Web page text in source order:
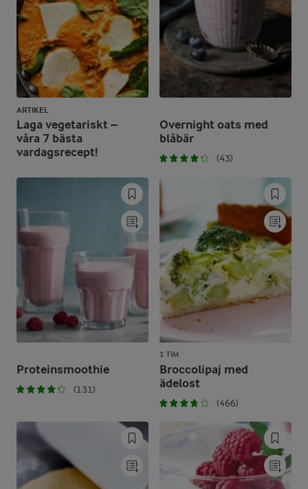
ARTIKEL
Laga vegetariskt –
våra 7 bästa
vardagsrecept!
Overnight oats med
blåbär
(43)
Proteinsmoothie
(131)
1 TIM
Broccolipaj med
ädelost
(466)